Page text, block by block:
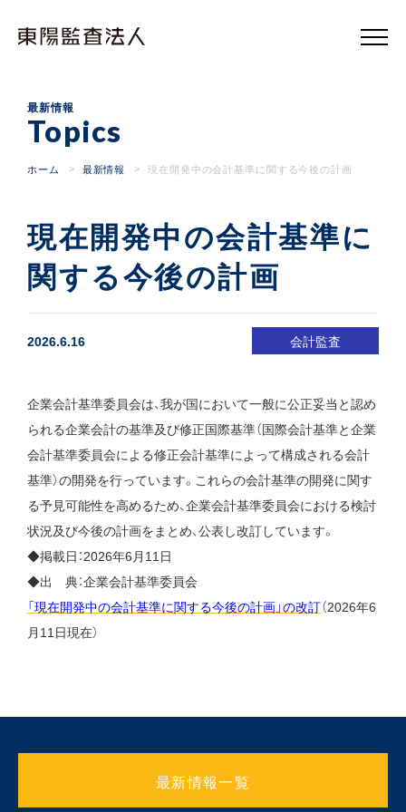
陽
最新情報
Topics
ホーム 最新情報 現在開発中の会計基準に関する今後の計画
現在開発中の会計基準に
関する今後の計画
2026.6.16 会計監査
企業会計基準委員会は、我が国において一般に公正妥当と認め
られる企業会計の基準及び修正国際基準（国際会計基準と企業
会計基準委員会による修正会計基準によって構成される会計
基準）の開発を行っています。これらの会計基準の開発に関す
る予見可能性を高めるため、企業会計基準委員会における検討
状況及び今後の計画をまとめ、公表し改訂しています。
◆掲載日：2026年6月11日
◆出 典：企業会計基準委員会
「現在開発中の会計基準に関する今後の計画」の改訂（2026年6
月11日現在）
最新情報一覧